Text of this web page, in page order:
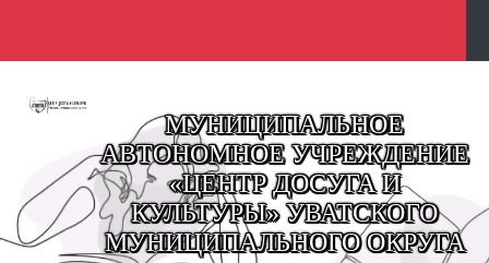
МУНИЦИПАЛЬНОЕ
АВТОНОМНОЕ УЧРЕЖДЕНИЕ
«ЦЕНТР ДОСУГА И
КУЛЬТУРЫ» УВАТСКОГО
МУНИЦИПАЛЬНОГО ОКРУГА